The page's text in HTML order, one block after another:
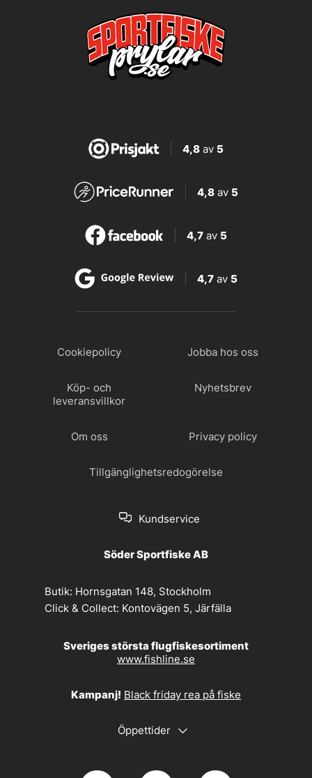
4,8av 5
4,8 av 5
4,7 av 5
4,7 av 5
Cookiepolicy Jobba hos oss
Köp- och
leveransvillkor
Nyhetsbrev
Om oss Privacy policy
Tillgänglighetsredogörelse
Kundservice
Söder Sportfiske AB
Butik: Hornsgatan 148, Stockholm
Click & Collect: Kontovägen 5, Järfälla
Sveriges största flugfiskesortiment
www.fishline.se
Kampanj! Black friday rea på fiske
Öppettider